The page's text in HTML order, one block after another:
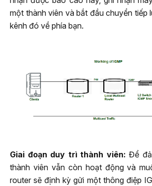
một thành viên và bắt đầu chuyển tiếp
kênh đó về phía bạn.
Giai đoạn duy trì thành viên: Để
thành viên vẫn còn hoạt động và
router sẽ định kỳ gửi một thông điệp